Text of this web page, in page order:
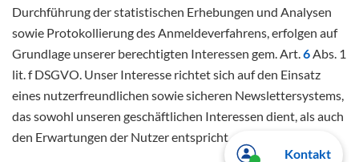
Durchführung der statistischen Erhebungen und Analysen
sowie Protokollierung des Anmeldeverfahrens, erfolgen auf
Grundlage unserer berechtigten Interessen gem. Art.6Abs. 1
lit. f DSGVO. Unser Interesse richtet sich auf den Einsatz
eines nutzerfreundlichen sowie sicheren Newslettersystems,
das sowohl unseren geschäftlichen Interessen dient, als auch
den Erwartungen der Nutzer entspricht.
Kontakt